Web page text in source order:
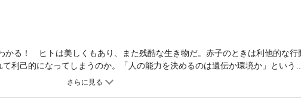
かる！ ヒトは美しくもあり、また残酷な生き物だ。赤子のときは利他的な行
利己的になってしまうのか。「人の能力を決めるのは遺伝か環境か」という論
にヒトのような言語能力はあるのか。魚にも自意識はあるのか——。遺伝子、言